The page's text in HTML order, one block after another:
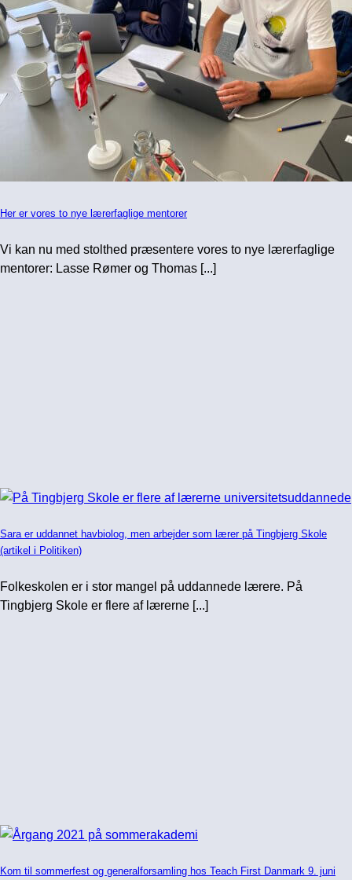
Her er vores to nye lærerfaglige mentorer
Vi kan nu med stolthed præsentere vores to nye lærerfaglige
mentorer: Lasse Rømer og Thomas [...]
Sara er uddannet havbiolog, men arbejder som lærer på Tingbjerg Skole
(artikel i Politiken)
Folkeskolen er i stor mangel på uddannede lærere. På
Tingbjerg Skole er flere af lærerne [...]
Kom til sommerfest og generalforsamling hos Teach First Danmark 9. juni